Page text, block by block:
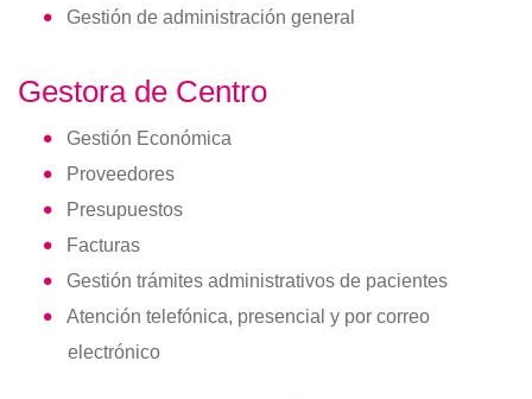
Gestión de administración general
Gestora de Centro
Gestión Económica
Proveedores
Presupuestos
Facturas
Gestión trámites administrativos de pacientes
Atención telefónica, presencial y por correo
electrónico